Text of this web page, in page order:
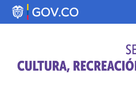
Pasar al contenido principal